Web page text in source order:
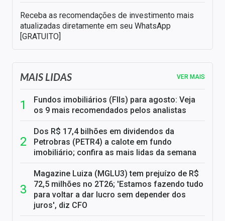
Receba as recomendações de investimento mais
atualizadas diretamente em seu WhatsApp
[GRATUITO]
MAIS LIDAS VER MAIS
Fundos imobiliários (FIIs) para agosto: Veja
os 9 mais recomendados pelos analistas
Dos R$ 17,4 bilhões em dividendos da
Petrobras (PETR4) a calote em fundo
imobiliário; confira as mais lidas da semana
Magazine Luiza (MGLU3) tem prejuízo de R$
72,5 milhões no 2T26; 'Estamos fazendo tudo
para voltar a dar lucro sem depender dos
juros', diz CFO